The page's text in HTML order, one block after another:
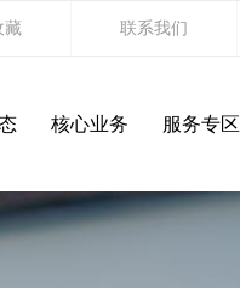
藏 联系我们
核心业务 服务专区